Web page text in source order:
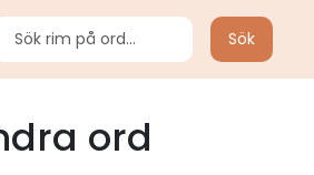
Sök
ord